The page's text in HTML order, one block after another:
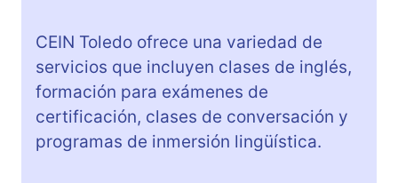
CEIN Toledo ofrece una variedad de
servicios que incluyen clases de inglés,
formación para exámenes de
certificación, clases de conversación y
programas de inmersión lingüística.